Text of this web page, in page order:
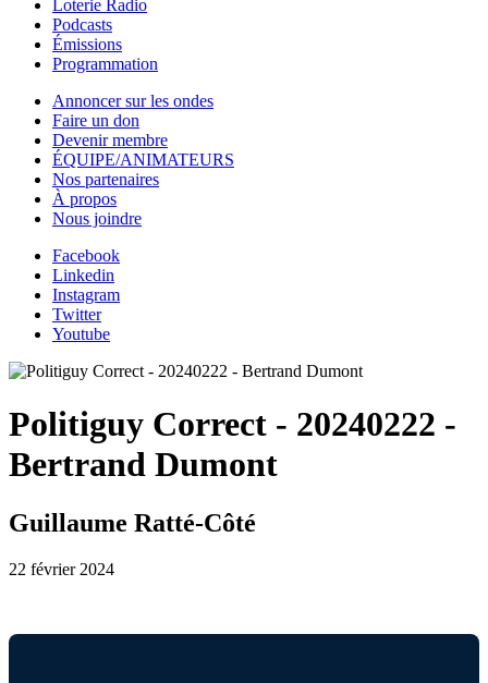
Loterie Radio
Podcasts
Émissions
Programmation
Annoncer sur les ondes
Faire un don
Devenir membre
ÉQUIPE/ANIMATEURS
Nos partenaires
À propos
Nous joindre
Facebook
Linkedin
Instagram
Twitter
Youtube
Politiguy Correct - 20240222 -
Bertrand Dumont
Guillaume Ratté-Côté
22 février 2024